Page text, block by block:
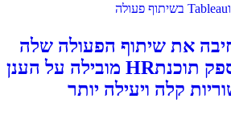
את שיתוף הפעולה שלה
עם Ultimate: תספק תוכנתHR מובילה על הענן
קלה ויעילה יותר